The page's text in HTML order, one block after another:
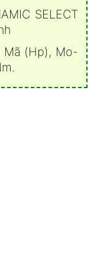
SELECT
Mã (Hp), Mo-